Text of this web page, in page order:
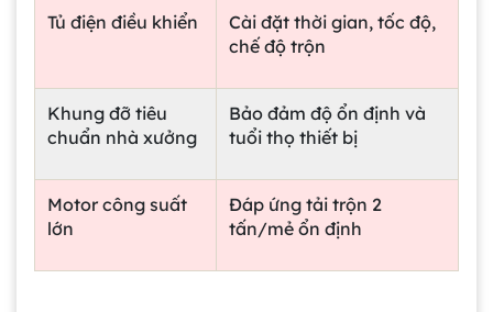
Tủ điện điều khiển
Cài đặt thời gian, tốc độ,
chế độ trộn
Khung đỡ tiêu
chuẩn nhà xưởng
Bảo đảm độ ổn định và
tuổi thọ thiết bị
Motor công suất
lớn
Đáp ứng tải trộn 2
tấn/mẻ ổn định